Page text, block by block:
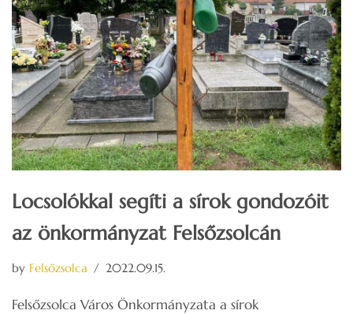
Locsolókkal segíti a sírok gondozóit
az önkormányzat Felsőzsolcán
by Felsőzsolca 2022.09.15.
Felsőzsolca Város Önkormányzata a sírok